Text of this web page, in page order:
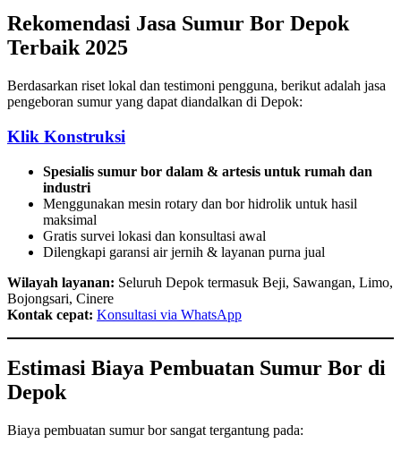
Rekomendasi Jasa Sumur Bor Depok
Terbaik 2025
Berdasarkan riset lokal dan testimoni pengguna, berikut adalah jasa
pengeboran sumur yang dapat diandalkan di Depok:
Klik Konstruksi
Spesialis sumur bor dalam & artesis untuk rumah dan
industri
Menggunakan mesin rotary dan bor hidrolik untuk hasil
maksimal
Gratis survei lokasi dan konsultasi awal
Dilengkapi garansi air jernih & layanan purna jual
Wilayah layanan: Seluruh Depok termasuk Beji, Sawangan, Limo,
Bojongsari, Cinere
Kontak cepat: Konsultasi via WhatsApp
Estimasi Biaya Pembuatan Sumur Bor di
Depok
Biaya pembuatan sumur bor sangat tergantung pada: